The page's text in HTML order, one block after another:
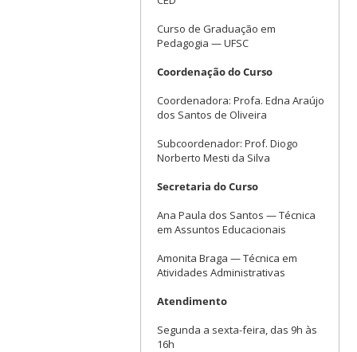
Curso de Graduação em
Pedagogia — UFSC
Coordenação do Curso
Coordenadora: Profa. Edna Araújo
dos Santos de Oliveira
Subcoordenador: Prof. Diogo
Norberto Mesti da Silva
Secretaria do Curso
Ana Paula dos Santos — Técnica
em Assuntos Educacionais
Amonita Braga — Técnica em
Atividades Administrativas
Atendimento
Segunda a sexta-feira, das 9h às
16h